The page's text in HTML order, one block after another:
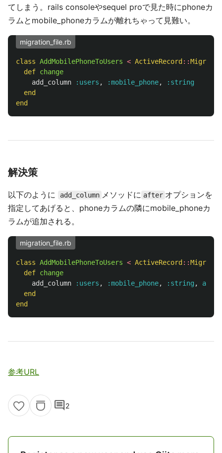
てしまう。rails consoleやsequel proで見た時にphoneカ
ラムとmobile_phoneカラムが離れちゃって見難い。
migration_file.rb
class AddMobilePhoneToUsers < ActiveRecord ::
def change
add_column
:users , :mobile_phone,
:string
end
end
解決策
以下のように add_column メソッドに after オプションを
指定してあげると、phoneカラムの隣にmobile_phoneカ
ラムが追加される。
migration_file.rb
class AddMobilePhoneToUsers < ActiveRecord ::
def change
add_column
:users , :mobile_phone, :string ,
end
end
参考URL
comment2